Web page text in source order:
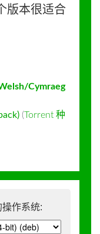
版本很适合
Cymraeg
(Torrent 种
作系统: